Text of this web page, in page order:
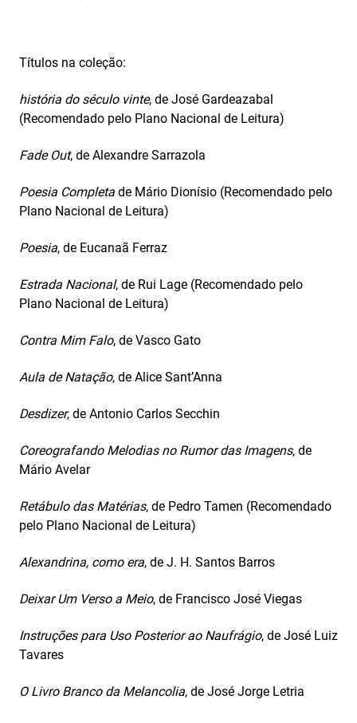
Títulos na coleção:
história do século vinte, de José Gardeazabal
(Recomendado pelo Plano Nacional de Leitura)
Fade Out, de Alexandre Sarrazola
Poesia Completa de Mário Dionísio (Recomendado pelo
Plano Nacional de Leitura)
Poesia, de Eucanaã Ferraz
Estrada Nacional, de Rui Lage (Recomendado pelo
Plano Nacional de Leitura)
Contra Mim Falo, de Vasco Gato
Aula de Natação, de Alice Sant’Anna
Desdizer, de Antonio Carlos Secchin
Coreografando Melodias no Rumor das Imagens, de
Mário Avelar
Retábulo das Matérias, de Pedro Tamen (Recomendado
pelo Plano Nacional de Leitura)
Alexandrina, como era, de J. H. Santos Barros
Deixar Um Verso a Meio, de Francisco José Viegas
Instruções para Uso Posterior ao Naufrágio, de José Luiz
Tavares
O Livro Branco da Melancolia, de José Jorge Letria